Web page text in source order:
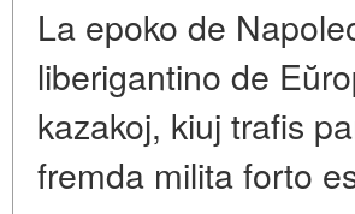
La epoko de
liberigantino de
kazakoj, kiuj trafis
fremda milita forto